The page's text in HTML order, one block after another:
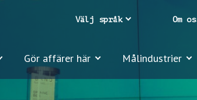
Gör affärer här Målindustrier
Om
Välj språk